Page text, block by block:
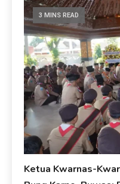
3 MINS READ
Ketua Kwarnas-